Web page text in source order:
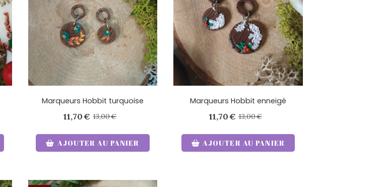
Marqueurs Hobbit turquoise
11,70€ 13,00€
AJOUTER AU PANIER
Marqueurs Hobbit enneigé
11,70€ 13,00€
AJOUTER AU PANIER